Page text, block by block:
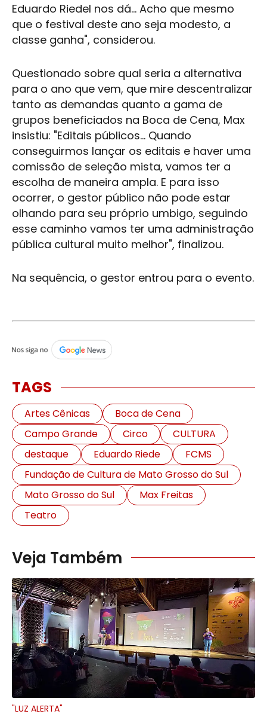
Eduardo Riedel nos dá... Acho que mesmo
que o festival deste ano seja modesto, a
classe ganha", considerou.
Questionado sobre qual seria a alternativa
para o ano que vem, que mire descentralizar
tanto as demandas quanto a gama de
grupos beneficiados na Boca de Cena, Max
insistiu: "Editais públicos... Quando
conseguirmos lançar os editais e haver uma
comissão de seleção mista, vamos ter a
escolha de maneira ampla. E para isso
ocorrer, o gestor público não pode estar
olhando para seu próprio umbigo, seguindo
esse caminho vamos ter uma administração
pública cultural muito melhor", finalizou.
Na sequência, o gestor entrou para o evento.
TAGS
Artes Cênicas
Boca de Cena
Campo Grande
Circo
CULTURA
destaque
Eduardo Riede
FCMS
Fundação de Cultura de Mato Grosso do Sul
Mato Grosso do Sul
Max Freitas
Teatro
Veja Também
"LUZ ALERTA"